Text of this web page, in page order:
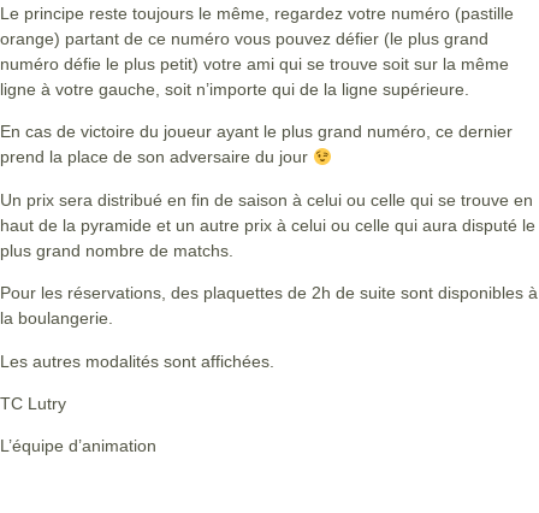
Le principe reste toujours le même, regardez votre numéro (pastille
orange) partant de ce numéro vous pouvez défier (le plus grand
numéro défie le plus petit) votre ami qui se trouve soit sur la même
ligne à votre gauche, soit n’importe qui de la ligne supérieure.
En cas de victoire du joueur ayant le plus grand numéro, ce dernier
prend la place de son adversaire du jour
Un prix sera distribué en fin de saison à celui ou celle qui se trouve en
haut de la pyramide et un autre prix à celui ou celle qui aura disputé le
plus grand nombre de matchs.
Pour les réservations, des plaquettes de 2h de suite sont disponibles à
la boulangerie.
Les autres modalités sont affichées.
TC Lutry
L’équipe d’animation